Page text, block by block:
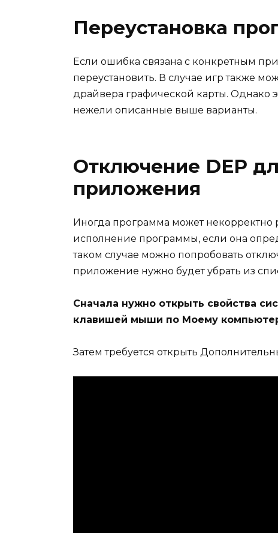
Переустановка
Если ошибка связана с конкретным
переустановить. В случае игр также
драйвера графической карты. Однако
нежели описанные выше варианты.
Отключение DEP
приложения
Иногда программа может некорректно
исполнение программы, если она
таком случае можно попробовать
приложение нужно будет убрать из
Сначала нужно открыть свойства
клавишей мыши по Моему
Затем требуется открыть